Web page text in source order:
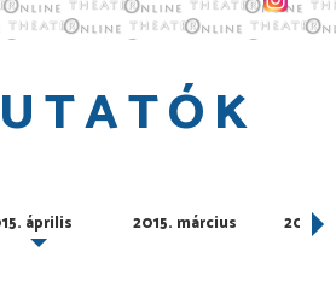
április 2015. március 2015.